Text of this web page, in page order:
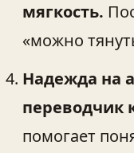
мягкость.
«можно
Надежда на
переводчик
помогает